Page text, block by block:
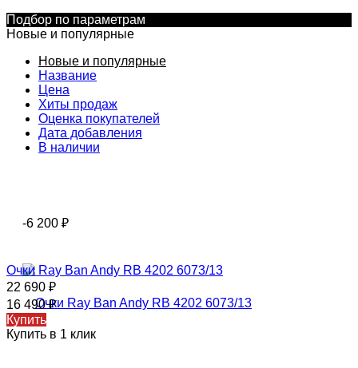
Подбор по параметрам
Новые и популярные
Новые и популярные
Название
Цена
Хиты продаж
Оценка покупателей
Дата добавления
В наличии
-6 200 ₽
Очки Ray Ban Andy RB 4202 6073/13
22 690 ₽
16 490₽
Купить
Купить в 1 клик